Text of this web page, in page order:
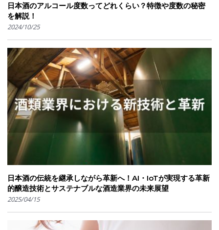
日本酒のアルコール度数ってどれくらい？特徴や度数の秘密
を解説！
2024/10/25
日本酒の伝統を継承しながら革新へ！AI・IoTが実現する革新
的醸造技術とサステナブルな酒造業界の未来展望
2025/04/15